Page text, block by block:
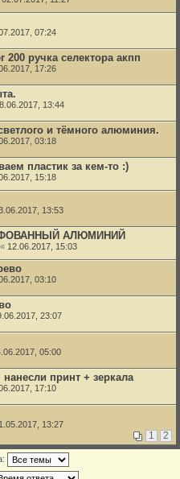
07:24
ручка селектора акпп
17:26
13:44
и тёмного алюминия.
03:18
пластик за кем-то :)
15:18
13:53
АЛЮМИНИЙ
« 12.06.2017, 15:03
03:10
23:07
05:00
принт + зеркала
17:10
13:27
1 2